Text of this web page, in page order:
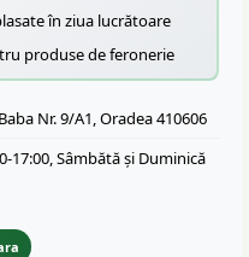
în ziua lucrătoare
produse de feronerie
Nr. 9/A1, Oradea 410606
17:00, Sâmbătă și Duminică